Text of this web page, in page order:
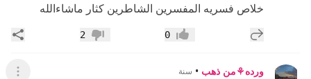
خلاص فسريه المفسرين الشاطرين كثار ماشاءالله
إضافة رد جديد إعجاب0 عدم إعجاب
2
ورده⚘️من ذهب • سنة